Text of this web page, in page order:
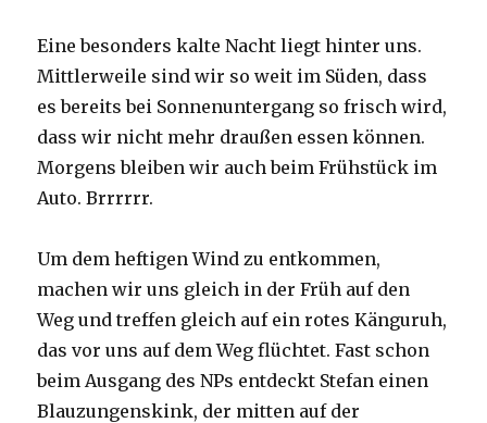
Eine besonders kalte Nacht liegt hinter uns.
Mittlerweile sind wir so weit im Süden, dass
es bereits bei Sonnenuntergang so frisch wird,
dass wir nicht mehr draußen essen können.
Morgens bleiben wir auch beim Frühstück im
Auto. Brrrrrr.
Um dem heftigen Wind zu entkommen,
machen wir uns gleich in der Früh auf den
Weg und treffen gleich auf ein rotes Känguruh,
das vor uns auf dem Weg flüchtet. Fast schon
beim Ausgang des NPs entdeckt Stefan einen
Blauzungenskink, der mitten auf der